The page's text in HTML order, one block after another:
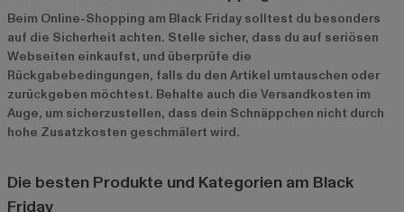
Beim Online-Shopping am Black Friday solltest du besonders
auf die Sicherheit achten. Stelle sicher, dass du auf seriösen
Webseiten einkaufst, und überprüfe die
Rückgabebedingungen, falls du den Artikel umtauschen oder
zurückgeben möchtest. Behalte auch die Versandkosten im
Auge, um sicherzustellen, dass dein Schnäppchen nicht durch
hohe Zusatzkosten geschmälert wird.
Die besten Produkte und Kategorien am Black
Friday